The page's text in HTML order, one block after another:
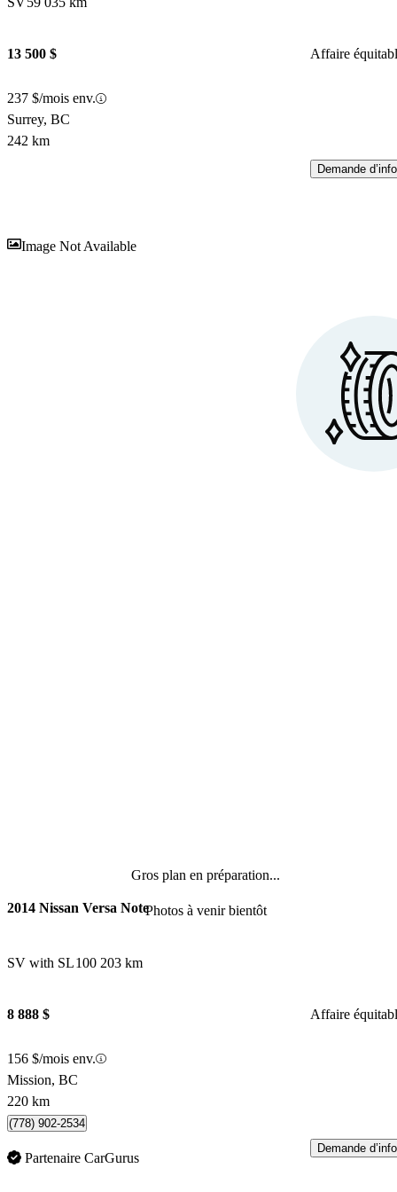
13 500 $ Affaire
237 $/mois env.
Surrey, BC
242 km
Demande d’info
Image Not Available
Gros plan en préparation...
Photos à venir bientôt
2014 Nissan Versa Note
SV with SL100 203 km
8 888 $ Affaire
156 $/mois env.
Mission, BC
220 km
(778) 902-2534
Partenaire CarGurus
Demande d’info